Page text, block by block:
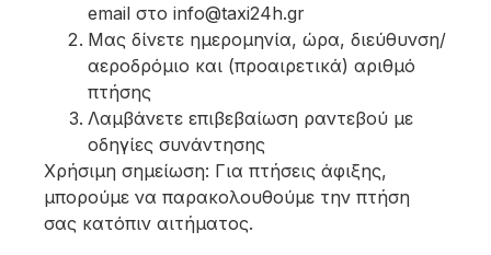
email στο info@taxi24h.gr
Μας δίνετε ημερομηνία, ώρα, διεύθυνση/
αεροδρόμιο και (προαιρετικά) αριθμό
πτήσης
Λαμβάνετε επιβεβαίωση ραντεβού με
οδηγίες συνάντησης
Χρήσιμη σημείωση: Για πτήσεις άφιξης,
μπορούμε να παρακολουθούμε την πτήση
σας κατόπιν αιτήματος.